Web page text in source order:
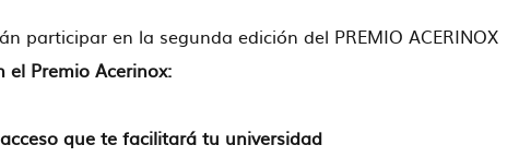
participar en la segunda edición del PREMIO ACERINOX
Premio Acerinox:
que te facilitará tu universidad